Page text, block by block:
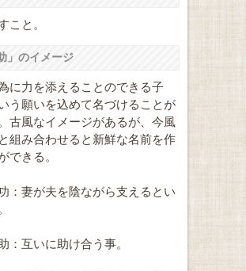
こと。
」のイメージ
為に力を添えることのできる子
う願いを込めて名づけることが
古風なイメージがあるが、今風
組み合わせると新鮮な名前を作
できる。
：妻が夫を陰ながら支えるとい
：互いに助け合う事。